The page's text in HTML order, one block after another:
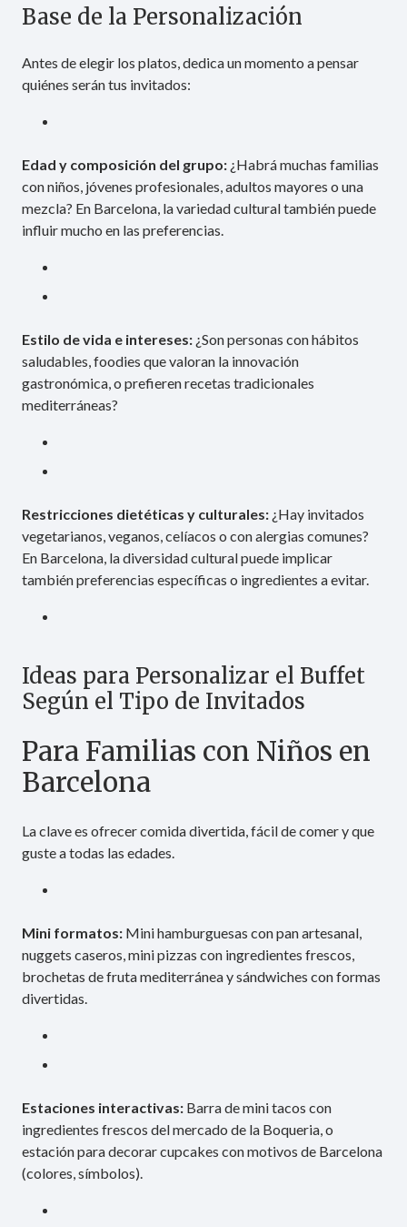
Base de la Personalización
Antes de elegir los platos, dedica un momento a pensar
quiénes serán tus invitados:
Edad y composición del grupo: ¿Habrá muchas familias
con niños, jóvenes profesionales, adultos mayores o una
mezcla? En Barcelona, la variedad cultural también puede
influir mucho en las preferencias.
Estilo de vida e intereses: ¿Son personas con hábitos
saludables, foodies que valoran la innovación
gastronómica, o prefieren recetas tradicionales
mediterráneas?
Restricciones dietéticas y culturales: ¿Hay invitados
vegetarianos, veganos, celíacos o con alergias comunes?
En Barcelona, la diversidad cultural puede implicar
también preferencias específicas o ingredientes a evitar.
Ideas para Personalizar el Buffet
Según el Tipo de Invitados
Para Familias con Niños en
Barcelona
La clave es ofrecer comida divertida, fácil de comer y que
guste a todas las edades.
Mini formatos: Mini hamburguesas con pan artesanal,
nuggets caseros, mini pizzas con ingredientes frescos,
brochetas de fruta mediterránea y sándwiches con formas
divertidas.
Estaciones interactivas: Barra de mini tacos con
ingredientes frescos del mercado de la Boqueria, o
estación para decorar cupcakes con motivos de Barcelona
(colores, símbolos).